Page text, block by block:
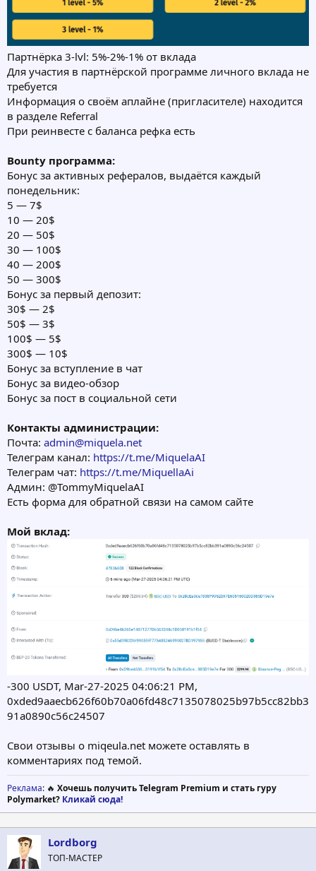
Партнёрка 3-lvl: 5%-2%-1% от вклада
Для участия в партнёрской программе личного вклада не
требуется
Информация о своём аплайне (пригласителе) находится
в разделе Referral
При реинвесте с баланса рефка есть
Bounty программа:
Бонус за активных рефералов, выдаётся каждый
понедельник:
5 — 7$
10 — 20$
20 — 50$
30 — 100$
40 — 200$
50 — 300$
Бонус за первый депозит:
30$ — 2$
50$ — 3$
100$ — 5$
300$ — 10$
Бонус за вступление в чат
Бонус за видео-обзор
Бонус за пост в социальной сети
Контакты администрации:
Почта: admin@miquela.net
Телеграм канал: https://t.me/MiquelaAI
Телеграм чат: https://t.me/MiquellaAi
Админ: @TommyMiquelaAI
Есть форма для обратной связи на самом сайте
Мой вклад:
-300 USDT, Mar-27-2025 04:06:21 PM,
0xded9aaecb626f60b70a06fd48c7135078025b97b5cc82bb3
91a0890c56c24507
Свои отзывы о miqeula.net можете оставлять в
комментариях под темой.
Реклама: 🔥 Хочешь получить Telegram Premium и стать гуру
Polymarket? Кликай сюда!
Lordborg
ТОП-МАСТЕР